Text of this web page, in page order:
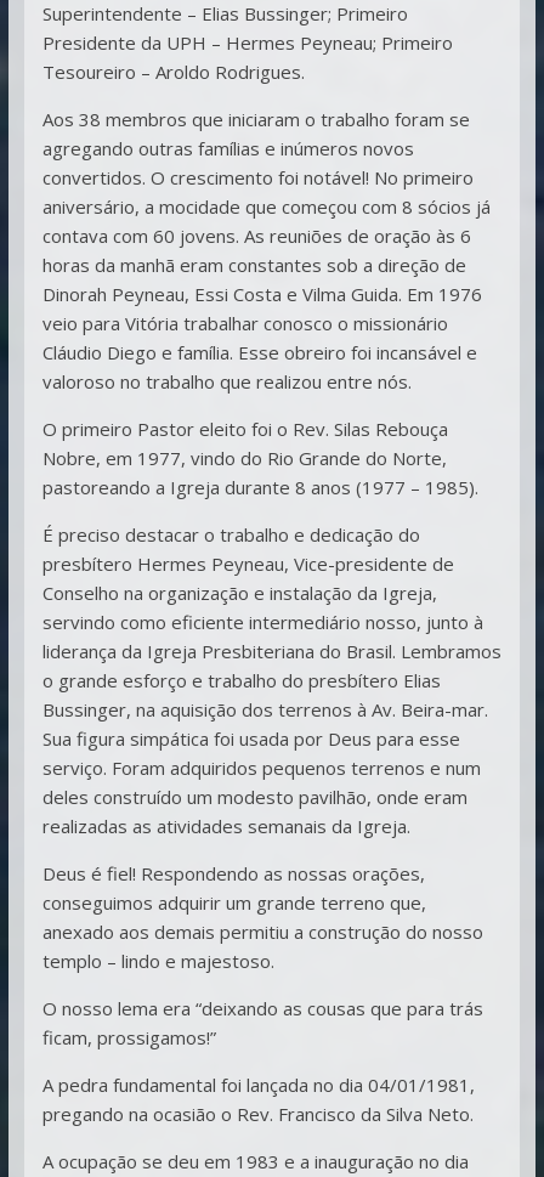
Superintendente – Elias Bussinger; Primeiro
Presidente da UPH – Hermes Peyneau; Primeiro
Tesoureiro – Aroldo Rodrigues.
Aos 38 membros que iniciaram o trabalho foram se
agregando outras famílias e inúmeros novos
convertidos. O crescimento foi notável! No primeiro
aniversário, a mocidade que começou com 8 sócios já
contava com 60 jovens. As reuniões de oração às 6
horas da manhã eram constantes sob a direção de
Dinorah Peyneau, Essi Costa e Vilma Guida. Em 1976
veio para Vitória trabalhar conosco o missionário
Cláudio Diego e família. Esse obreiro foi incansável e
valoroso no trabalho que realizou entre nós.
O primeiro Pastor eleito foi o Rev. Silas Rebouça
Nobre, em 1977, vindo do Rio Grande do Norte,
pastoreando a Igreja durante 8 anos (1977 – 1985).
É preciso destacar o trabalho e dedicação do
presbítero Hermes Peyneau, Vice-presidente de
Conselho na organização e instalação da Igreja,
servindo como eficiente intermediário nosso, junto à
liderança da Igreja Presbiteriana do Brasil. Lembramos
o grande esforço e trabalho do presbítero Elias
Bussinger, na aquisição dos terrenos à Av. Beira-mar.
Sua figura simpática foi usada por Deus para esse
serviço. Foram adquiridos pequenos terrenos e num
deles construído um modesto pavilhão, onde eram
realizadas as atividades semanais da Igreja.
Deus é fiel! Respondendo as nossas orações,
conseguimos adquirir um grande terreno que,
anexado aos demais permitiu a construção do nosso
templo – lindo e majestoso.
O nosso lema era “deixando as cousas que para trás
ficam, prossigamos!”
A pedra fundamental foi lançada no dia 04/01/1981,
pregando na ocasião o Rev. Francisco da Silva Neto.
A ocupação se deu em 1983 e a inauguração no dia